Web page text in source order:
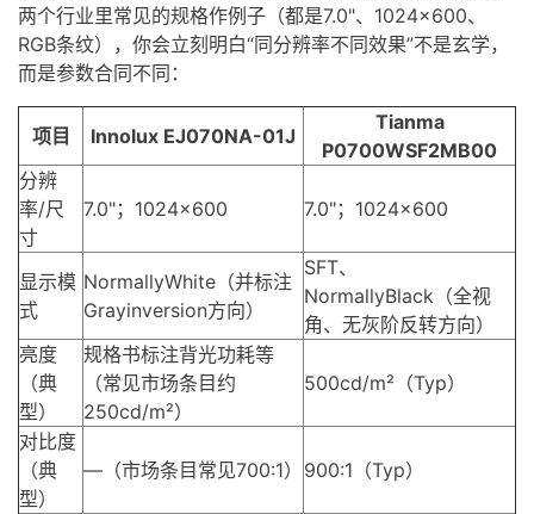
两个行业里常见的规格作例子（都是7.0"、1024×600、
RGB条纹），你会立刻明白“同分辨率不同效果”不是玄学，
而是参数合同不同：
项目 Innolux EJ070NA-01J
Tianma
P0700WSF2MB00
分辨
率/尺
寸
7.0"；1024×600 7.0"；1024×600
显示模
式
NormallyWhite（并标注
Grayinversion方向）
SFT、
NormallyBlack（全视
角、无灰阶反转方向）
亮度
（典
型）
规格书标注背光功耗等
（常见市场条目约
250cd/m²）
500cd/m²（Typ）
对比度
（典
型）
—（市场条目常见700:1） 900:1（Typ）